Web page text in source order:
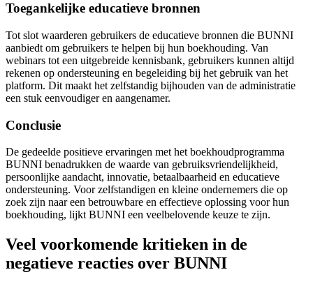
Toegankelijke educatieve bronnen
Tot slot waarderen gebruikers de educatieve bronnen die BUNNI
aanbiedt om gebruikers te helpen bij hun boekhouding. Van
webinars tot een uitgebreide kennisbank, gebruikers kunnen altijd
rekenen op ondersteuning en begeleiding bij het gebruik van het
platform. Dit maakt het zelfstandig bijhouden van de administratie
een stuk eenvoudiger en aangenamer.
Conclusie
De gedeelde positieve ervaringen met het boekhoudprogramma
BUNNI benadrukken de waarde van gebruiksvriendelijkheid,
persoonlijke aandacht, innovatie, betaalbaarheid en educatieve
ondersteuning. Voor zelfstandigen en kleine ondernemers die op
zoek zijn naar een betrouwbare en effectieve oplossing voor hun
boekhouding, lijkt BUNNI een veelbelovende keuze te zijn.
Veel voorkomende kritieken in de
negatieve reacties over BUNNI